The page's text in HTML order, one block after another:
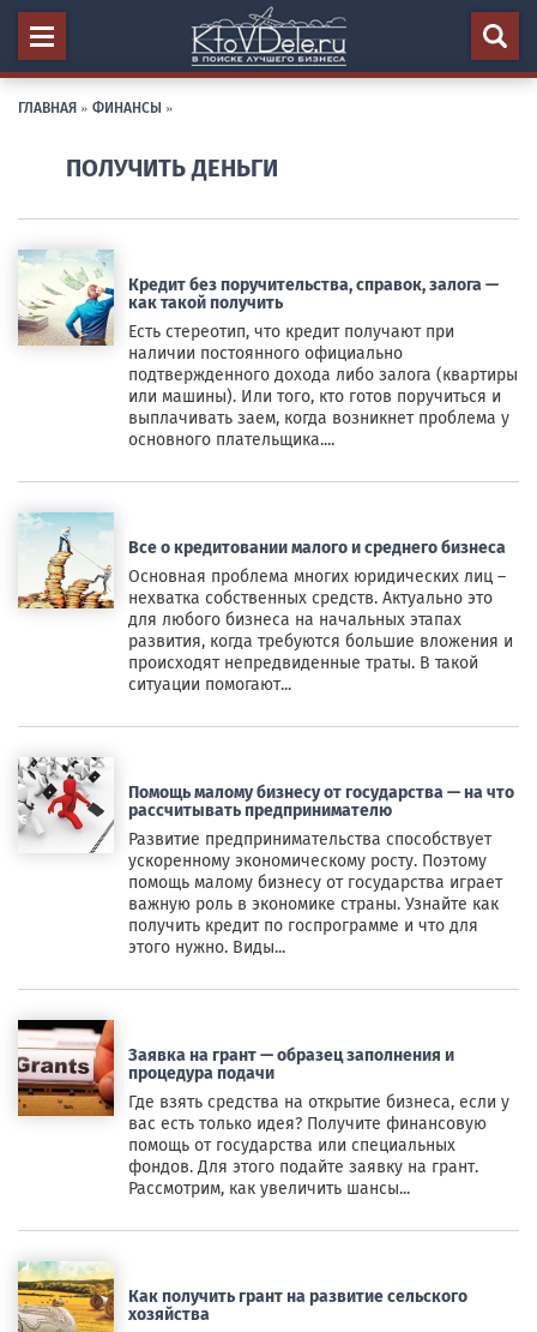
ГЛАВНАЯ » ФИНАНСЫ »
ПОЛУЧИТЬ ДЕНЬГИ
Кредит без поручительства, справок, залога —
как такой получить
Есть стереотип, что кредит получают при
наличии постоянного официально
подтвержденного дохода либо залога (квартиры
или машины). Или того, кто готов поручиться и
выплачивать заем, когда возникнет проблема у
основного плательщика....
Все о кредитовании малого и среднего бизнеса
Основная проблема многих юридических лиц –
нехватка собственных средств. Актуально это
для любого бизнеса на начальных этапах
развития, когда требуются большие вложения и
происходят непредвиденные траты. В такой
ситуации помогают...
Помощь малому бизнесу от государства — на что
рассчитывать предпринимателю
Развитие предпринимательства способствует
ускоренному экономическому росту. Поэтому
помощь малому бизнесу от государства играет
важную роль в экономике страны. Узнайте как
получить кредит по госпрограмме и что для
этого нужно. Виды...
Заявка на грант — образец заполнения и
процедура подачи
Где взять средства на открытие бизнеса, если у
вас есть только идея? Получите финансовую
помощь от государства или специальных
фондов. Для этого подайте заявку на грант.
Рассмотрим, как увеличить шансы...
Как получить грант на развитие сельского
хозяйства